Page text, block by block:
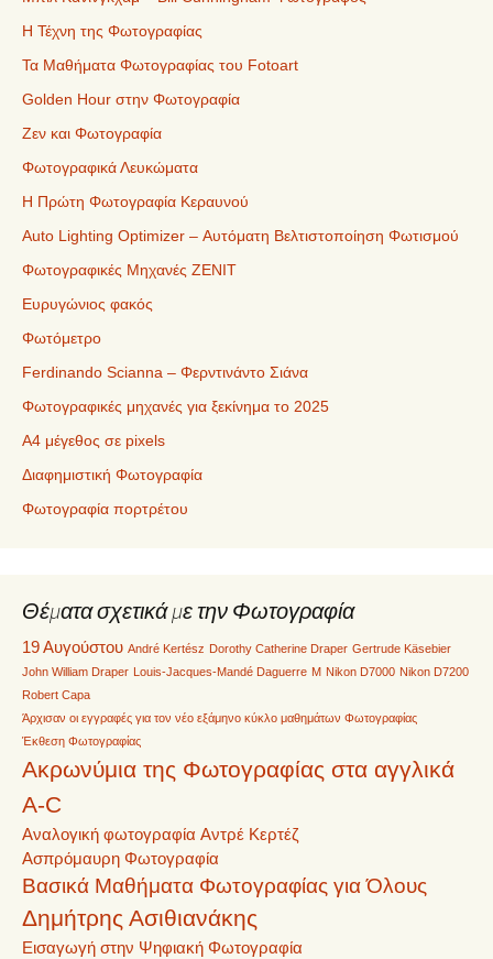
Η Τέχνη της Φωτογραφίας
Τα Μαθήματα Φωτογραφίας του Fotoart
Golden Hour στην Φωτογραφία
Ζεν και Φωτογραφία
Φωτογραφικά Λευκώματα
Η Πρώτη Φωτογραφία Κεραυνού
Auto Lighting Optimizer – Αυτόματη Βελτιστοποίηση Φωτισμού
Φωτογραφικές Μηχανές ZENIT
Ευρυγώνιος φακός
Φωτόμετρο
Ferdinando Scianna – Φερντινάντο Σιάνα
Φωτογραφικές μηχανές για ξεκίνημα το 2025
Α4 μέγεθος σε pixels
Διαφημιστική Φωτογραφία
Φωτογραφία πορτρέτου
Θέματα σχετικά με την Φωτογραφία
19 Αυγούστου André Kertész Dorothy Catherine Draper Gertrude Käsebier
John William Draper Louis-Jacques-Mandé Daguerre M Nikon D7000 Nikon D7200
Robert Capa
Άρχισαν οι εγγραφές για τον νέο εξάμηνο κύκλο μαθημάτων Φωτογραφίας
Έκθεση Φωτογραφίας
Ακρωνύμια της Φωτογραφίας στα αγγλικά
A-C
Αναλογική φωτογραφία Αντρέ Κερτέζ
Ασπρόμαυρη Φωτογραφία
Βασικά Μαθήματα Φωτογραφίας για Όλους
Δημήτρης Ασιθιανάκης
Εισαγωγή στην Ψηφιακή Φωτογραφία